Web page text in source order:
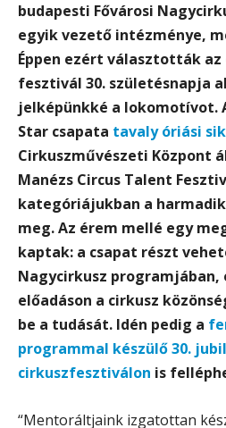
budapesti Fővárosi
egyik vezető intézménye,
Éppen ezért választották az
fesztivál 30. születésnapja
jelképünkké a lokomotívot.
Star csapata tavaly óriási
Cirkuszművészeti Központ
Manézs Circus Talent
kategóriájukban a
meg. Az érem mellé egy
kaptak: a csapat részt
Nagycirkusz programjában,
előadáson a cirkusz
be a tudását. Idén pedig a
programmal készülő 30.
cirkuszfesztiválon is
“Mentoráltjaink izgatottan